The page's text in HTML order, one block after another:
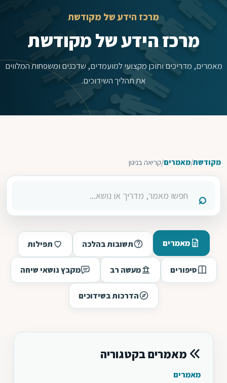
מרכז הידע של מקודשת
מרכז הידע של מקודשת
מאמרים, מדריכים ותוכן מקצועי למועמדים, שדכנים ומשפחות המלווים
את תהליך השידוכים.
מקודשת/מאמרים/קריאה בניגון
מאמרים תשובות בהלכה תפילות
סיפורים מעשה רב מקבץ נושאי שיחה
הדרכות בשידוכים
מאמרים בקטגוריה
מאמרים